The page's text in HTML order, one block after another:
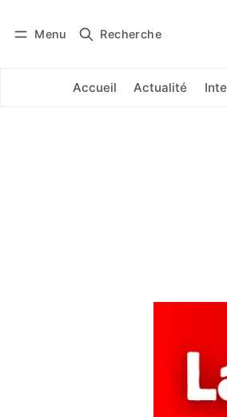
Menu Recherche
Accueil Actualité
Se connecter